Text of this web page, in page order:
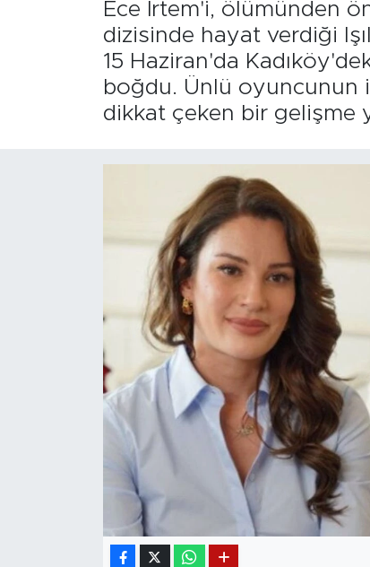
Ece İrtem'i, ölümünden
dizisinde hayat verdiği
15 Haziran'da
boğdu. Ünlü oyuncunun
dikkat çeken bir gelişme